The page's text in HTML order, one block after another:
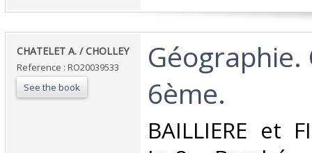
‎CHATELET A. / CHOLLEY‎
Reference : RO20039533
See the book
‎Géographie.
6ème.‎
‎BAILLIERE et